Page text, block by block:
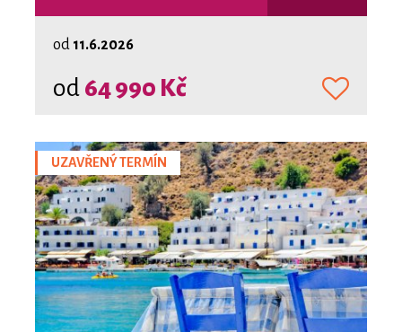
od 11.6.2026
od 64 990 Kč
UZAVŘENÝ TERMÍN